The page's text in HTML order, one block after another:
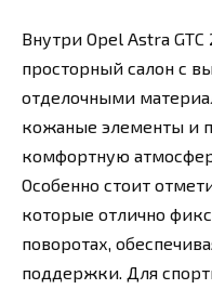
Внутри Opel Astra GTC
просторный салон с
отделочными
кожаные элементы и
комфортную
Особенно стоит
которые отлично
поворотах,
поддержки. Для